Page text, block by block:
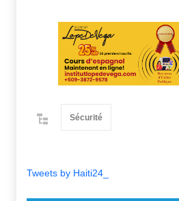
Sécurité
Tweets by Haiti24_